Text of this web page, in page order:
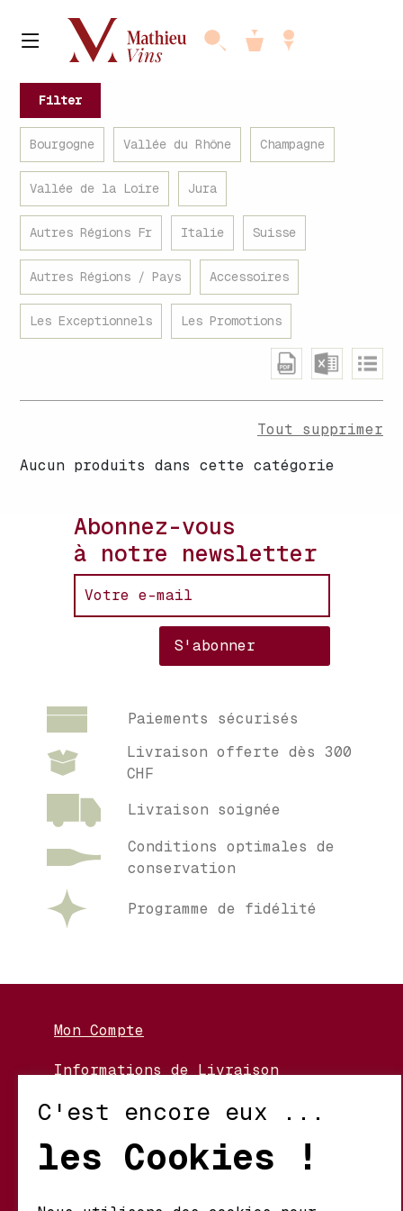
Filter
Bourgogne Vallée du Rhône Champagne
Vallée de la Loire Jura
Autres Régions Fr Italie Suisse
Autres Régions / Pays Accessoires
Les Exceptionnels Les Promotions
Tout supprimer
Aucun produits dans cette catégorie
Abonnez-vous
à notre newsletter
Paiements sécurisés
Livraison offerte dès 300
CHF
Livraison soignée
Conditions optimales de
conservation
Programme de fidélité
Mon Compte
Informations de Livraison
Conditions d’Utilisation
C'est encore eux ...
les Cookies !